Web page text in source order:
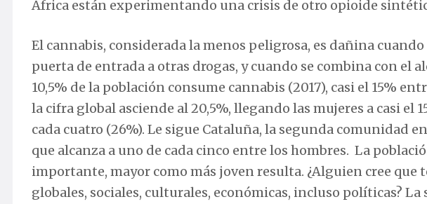
África están experimentando una crisis de otro opioide
El cannabis, considerada la menos peligrosa, es dañina
puerta de entrada a otras drogas, y cuando se combina con el
10,5% de la población consume cannabis (2017), casi el 15%
la cifra global asciende al 20,5%, llegando las mujeres a casi el
cada cuatro (26%). Le sigue Cataluña, la segunda comunidad
que alcanza a uno de cada cinco entre los hombres. La
importante, mayor como más joven resulta. ¿Alguien cree que
globales, sociales, culturales, económicas, incluso políticas?